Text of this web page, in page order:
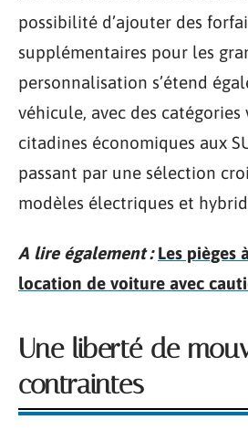
possibilité d’ajouter des
supplémentaires pour les
personnalisation s’étend
véhicule, avec des
citadines économiques aux
passant par une sélection
modèles électriques et
A lire également : Les pièges
location de voiture avec
Une liberté de
contraintes